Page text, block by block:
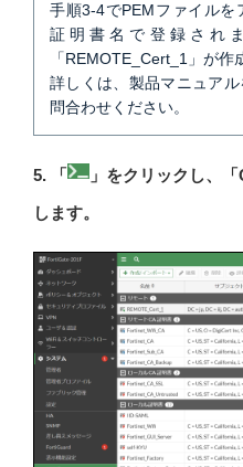
手順3-4でPEMファイル
証明書名で登録され
「REMOTE_Cert_1」が作
詳しくは、製品マニュア
問合わせください。
5. 「 」をクリックし、
します。